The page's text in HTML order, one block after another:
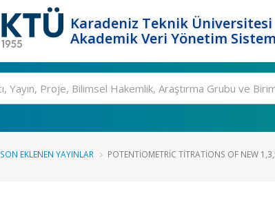
Karadeniz Teknik Üniversitesi
Akademik Veri Yönetim
SON EKLENEN YAYINLAR POTENTIOMETRIC TITRATIONS OF NEW